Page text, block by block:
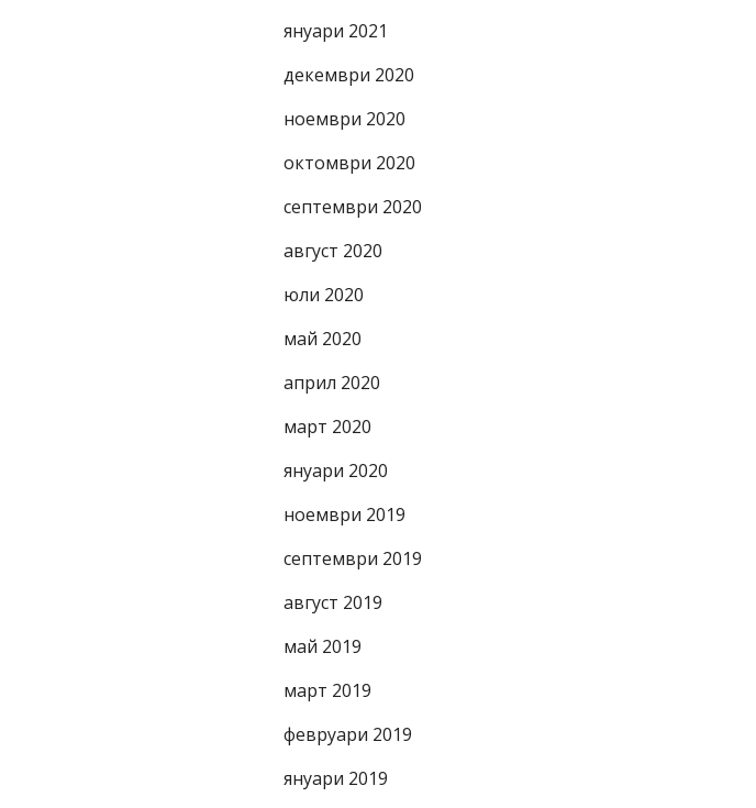
януари 2021
декември 2020
ноември 2020
октомври 2020
септември 2020
август 2020
юли 2020
май 2020
април 2020
март 2020
януари 2020
ноември 2019
септември 2019
август 2019
май 2019
март 2019
февруари 2019
януари 2019